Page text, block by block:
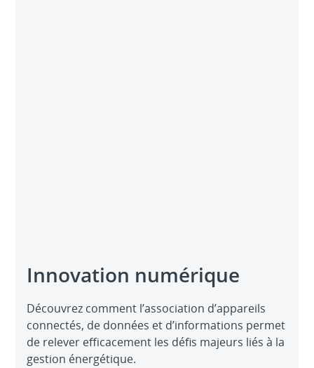
Innovation numérique
Découvrez comment l’association d’appareils
connectés, de données et d’informations permet
de relever efficacement les défis majeurs liés à la
gestion énergétique.